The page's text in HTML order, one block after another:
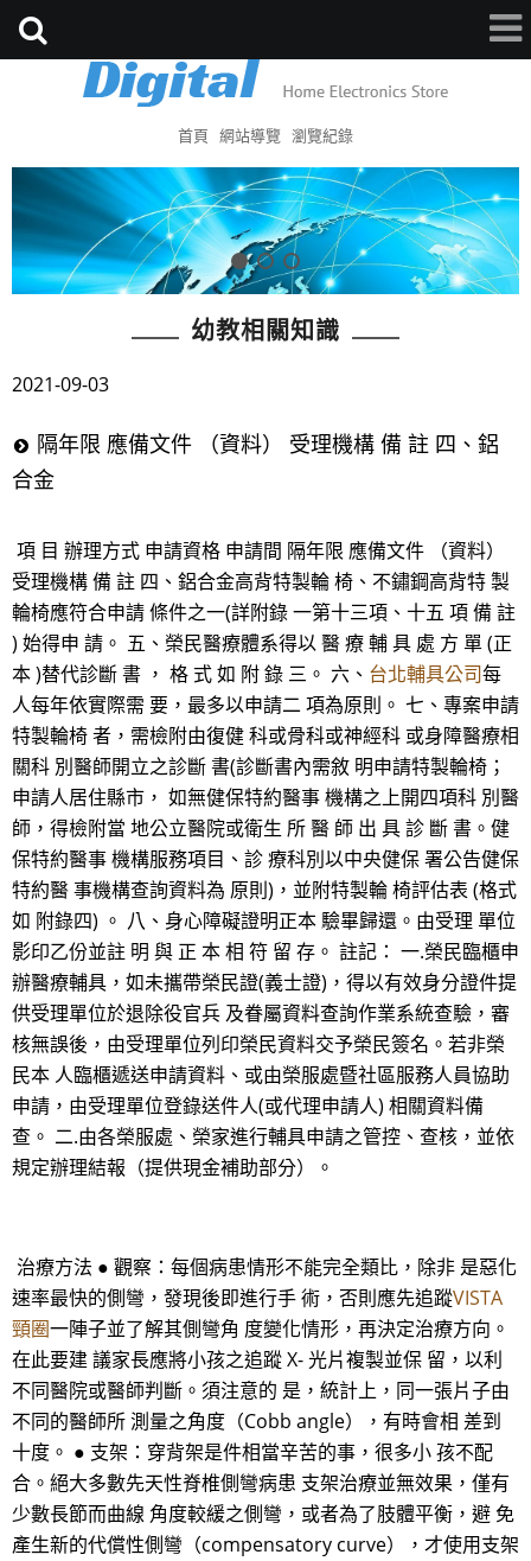
首頁 網站導覽 瀏覽紀錄
幼教相關知識
2021-09-03
隔年限 應備文件 （資料） 受理機構 備 註 四、鋁
合金
項 目 辦理方式 申請資格 申請間 隔年限 應備文件 （資料）
受理機構 備 註 四、鋁合金高背特製輪 椅、不鏽鋼高背特 製
輪椅應符合申請 條件之一(詳附錄 一第十三項、十五 項 備 註
) 始得申 請。 五、榮民醫療體系得以 醫 療 輔 具 處 方 單 (正
本 )替代診斷 書 ， 格 式 如 附 錄 三。 六、 台北輔具公司每
人每年依實際需 要，最多以申請二 項為原則。 七、專案申請
特製輪椅 者，需檢附由復健 科或骨科或神經科 或身障醫療相
關科 別醫師開立之診斷 書(診斷書內需敘 明申請特製輪椅；
申請人居住縣市， 如無健保特約醫事 機構之上開四項科 別醫
師，得檢附當 地公立醫院或衛生 所 醫 師 出 具 診 斷 書。健
保特約醫事 機構服務項目、診 療科別以中央健保 署公告健保
特約醫 事機構查詢資料為 原則)，並附特製輪 椅評估表 (格式
如 附錄四) 。 八、身心障礙證明正本 驗畢歸還。由受理 單位
影印乙份並註 明 與 正 本 相 符 留 存。 註記： 一.榮民臨櫃申
辦醫療輔具，如未攜帶榮民證(義士證)，得以有效身分證件提
供受理單位於退除役官兵 及眷屬資料查詢作業系統查驗，審
核無誤後，由受理單位列印榮民資料交予榮民簽名。若非榮
民本 人臨櫃遞送申請資料、或由榮服處暨社區服務人員協助
申請，由受理單位登錄送件人(或代理申請人) 相關資料備
查。 二.由各榮服處、榮家進行輔具申請之管控、查核，並依
規定辦理結報（提供現金補助部分）。
治療方法 ● 觀察：每個病患情形不能完全類比，除非 是惡化
速率最快的側彎，發現後即進行手 術，否則應先追蹤VISTA
頸圈一陣子並了解其側彎角 度變化情形，再決定治療方向。
在此要建 議家長應將小孩之追蹤 X- 光片複製並保 留，以利
不同醫院或醫師判斷。須注意的 是，統計上，同一張片子由
不同的醫師所 測量之角度（Cobb angle），有時會相 差到
十度。 ● 支架：穿背架是件相當辛苦的事，很多小 孩不配
合。絕大多數先天性脊椎側彎病患 支架治療並無效果，僅有
少數長節而曲線 角度較緩之側彎，或者為了肢體平衡，避 免
產生新的代償性側彎（compensatory curve），才使用支架